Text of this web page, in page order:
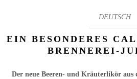
DEUTSCH
EIN BESONDERES
BRENNEREI-
Der neue Beeren- und Kräuterlikör aus